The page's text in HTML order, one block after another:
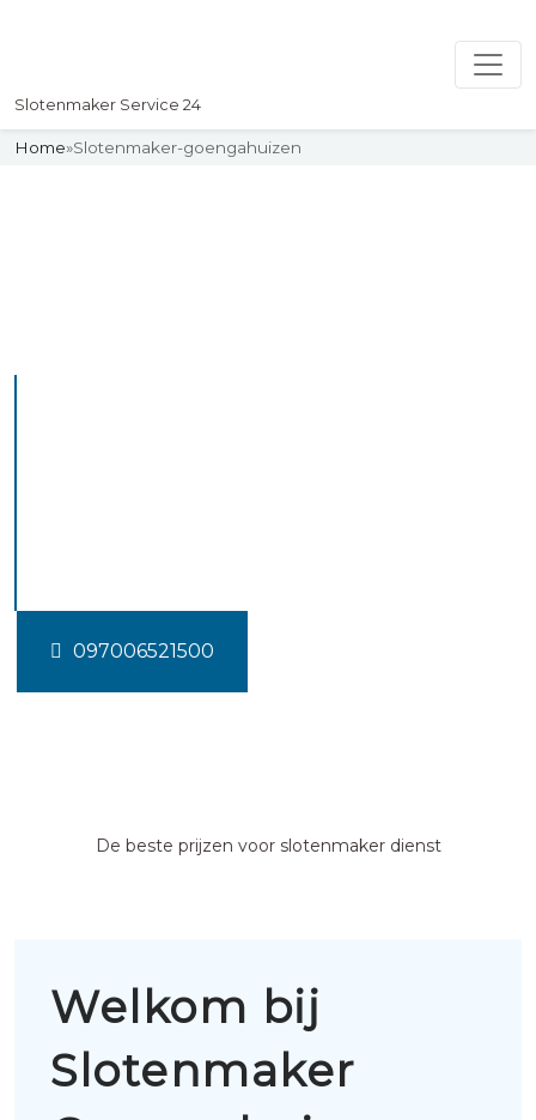
Slotenmaker Service 24
Home»Slotenmaker-goengahuizen
097006521500
De beste prijzen voor slotenmaker dienst
Welkom bij
Slotenmaker